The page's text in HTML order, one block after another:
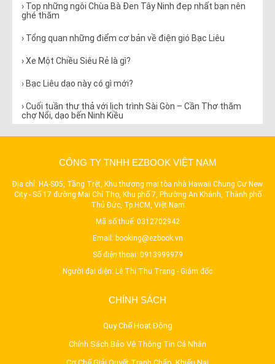
› Top những ngôi Chùa Bà Đen Tây Ninh đẹp nhất bạn nên
ghé thăm
› Tổng quan những điểm cơ bản về điện gió Bạc Liêu
› Xe Một Chiều Siêu Rẻ là gì?
› Bạc Liêu dạo này có gì mới?
› Cuối tuần thư thả với lịch trình Sài Gòn – Cần Thơ thăm
chợ Nổi, dạo bến Ninh Kiều
› Du lịch Tây Ninh và những địa điểm không thể bỏ lỡ
› 5 địa điểm đẹp nhất Đà Lạt mà bạn nhất định phải đến
› 30/4, 1/5 này cả nhà có thể đi đâu với ngân sách 3 triệu
đồng?
› Với 2 triệu nên đi du lịch ở tỉnh nào gần Sài Gòn?
đặc trưng của người miền Tây
› Chán Vũng Tàu, mời bạn ghé qua làng bè Long Sơn
› Hâm nóng tình yêu mùa Valentine ở đâu hoàn hảo nhất?
CÔNG TY TNHH EZBOOK VIỆT NAM
Địa chỉ: HA-S05, Tầng Trệt, Khu thương mại tòa nhà Hawaii Chung Cư New
City - Số 17 đường Mai Chí Thọ, Khu phố 7, Phường An Khánh, Thành phố
Thủ Đức, Tp.HCM, Việt Nam
Mã số thuế: 0312702942
Email: booking@ezbook.vn
Số điện thoại: 0913999979
Người đại diện: Lê Thị Thu Trang - Giám đốc
CHÍNH SÁCH
Quy Chế Hoạt Động
Chính Sách Bảo Vệ Thông Tin Cá Nhân